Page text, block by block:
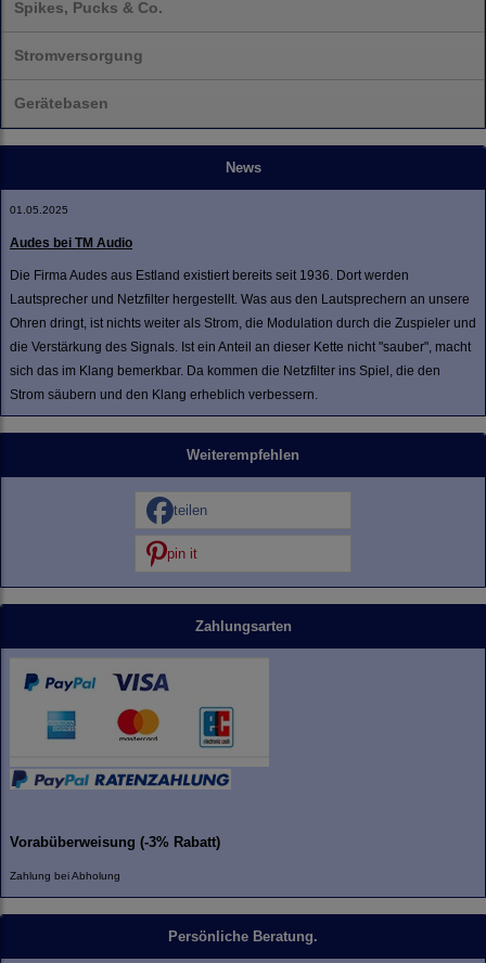
Spikes, Pucks & Co.
Stromversorgung
Gerätebasen
News
01.05.2025
Audes bei TM Audio
Die Firma Audes aus Estland existiert bereits seit 1936. Dort werden
Lautsprecher und Netzfilter hergestellt. Was aus den Lautsprechern an unsere
Ohren dringt, ist nichts weiter als Strom, die Modulation durch die Zuspieler und
die Verstärkung des Signals. Ist ein Anteil an dieser Kette nicht "sauber", macht
sich das im Klang bemerkbar. Da kommen die Netzfilter ins Spiel, die den
Strom säubern und den Klang erheblich verbessern.
Weiterempfehlen
teilen
pin it
Zahlungsarten
Vorabüberweisung (-3% Rabatt)
Zahlung bei Abholung
Persönliche Beratung.